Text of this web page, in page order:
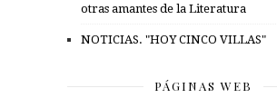
otras amantes de la Literatura
NOTICIAS. "HOY CINCO VILLAS"
PÁGINAS WEB